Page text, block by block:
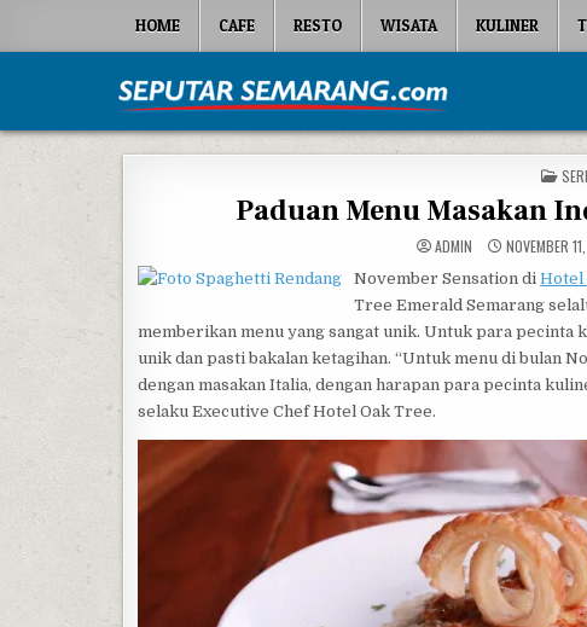
HOME CAFE RESTO WISATA KULINER
Seputar Semarang
Paduan Menu Masakan
ADMIN NOVEMBER
November Sensation di Hotel
Tree Emerald Semarang
memberikan menu yang sangat unik. Untuk para
unik dan pasti bakalan ketagihan. “Untuk menu di bulan
dengan masakan Italia, dengan harapan para pecinta
selaku Executive Chef Hotel Oak Tree.